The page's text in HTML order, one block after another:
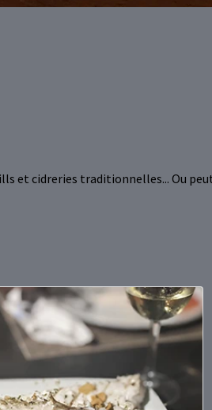
et cidreries traditionnelles... Ou